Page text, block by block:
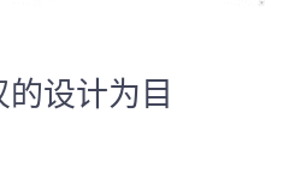
设计为目